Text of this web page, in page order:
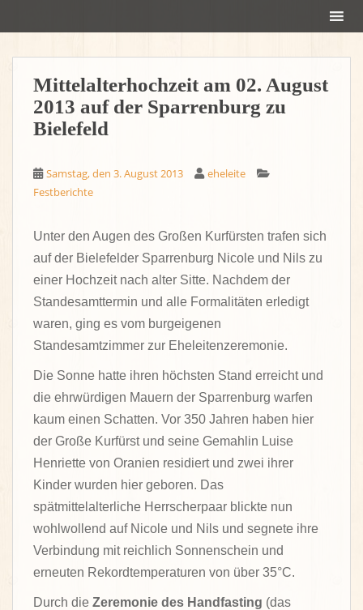
Mittelalterhochzeit am 02. August
2013 auf der Sparrenburg zu
Bielefeld
Samstag, den 3. August 2013
eheleite
Festberichte
Unter den Augen des Großen Kurfürsten trafen sich
auf der Bielefelder Sparrenburg Nicole und Nils zu
einer Hochzeit nach alter Sitte. Nachdem der
Standesamttermin und alle Formalitäten erledigt
waren, ging es vom burgeigenen
Standesamtzimmer zur Eheleitenzeremonie.
Die Sonne hatte ihren höchsten Stand erreicht und
die ehrwürdigen Mauern der Sparrenburg warfen
kaum einen Schatten. Vor 350 Jahren haben hier
der Große Kurfürst und seine Gemahlin Luise
Henriette von Oranien residiert und zwei ihrer
Kinder wurden hier geboren. Das
spätmittelalterliche Herrscherpaar blickte nun
wohlwollend auf Nicole und Nils und segnete ihre
Verbindung mit reichlich Sonnenschein und
erneuten Rekordtemperaturen von über 35°C.
Durch die Zeremonie des Handfasting (das